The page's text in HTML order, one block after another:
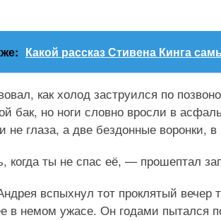
Какой рассказ Стивена Кинга
как холод заструился по
бак, но ноги словно вросли в
не глаза, а две бездонные воронки,
ты не спас её, — прошептал
вспыхнул тот проклятый
в немом ужасе. Он годами пытался